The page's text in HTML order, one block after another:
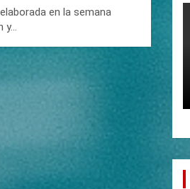
en la semana
y…